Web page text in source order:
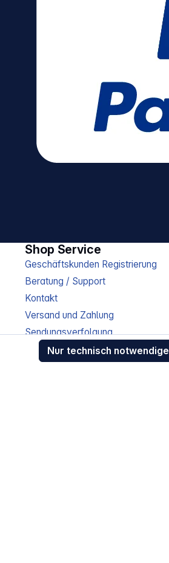
Shop Service
Geschäftskunden Registrierung
Beratung / Support
Kontakt
Versand und Zahlung
Sendungsverfolgung
Gewährleistung / Reparatur
Erklärung zur Barrierefreiheit
Nur technisch notwendige